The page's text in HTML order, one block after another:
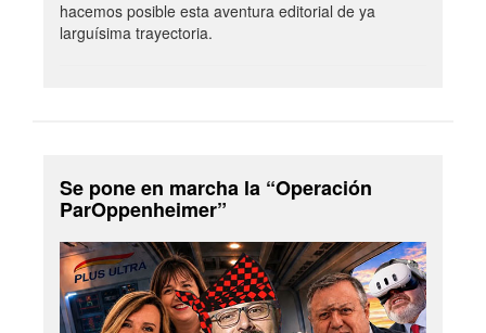
hacemos posible esta aventura editorial de ya
larguísima trayectoria.
Se pone en marcha la “Operación
ParOppenheimer”